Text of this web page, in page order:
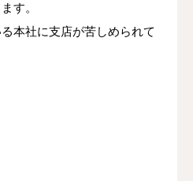
す。
本社に支店が苦しめられて